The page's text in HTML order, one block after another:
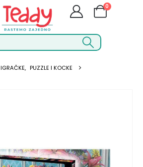
0
IGRAČKE, PUZZLE I KOCKE